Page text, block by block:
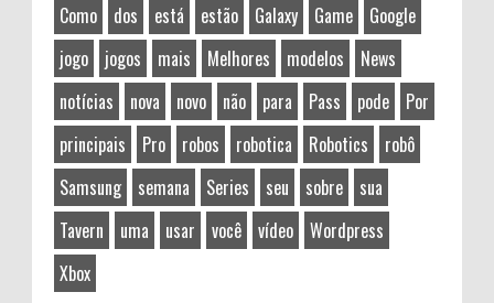
Como
dos está estão Galaxy Game
Google
jogo
jogos mais Melhores modelos
News
notícias
nova novo não para Pass pode
Por
principais
Pro robos robotica Robotics
robô
Samsung
semana Series seu sobre
sua
Tavern
uma usar você vídeo
Wordpress
Xbox